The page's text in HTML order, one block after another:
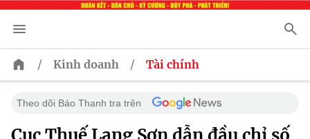
/ Kinh doanh / Tài chính
Theo dõi Báo Thanh tra trên